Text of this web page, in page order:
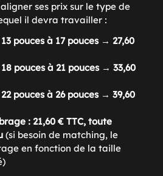
ses prix sur le type de
il devra travailler :
pouces à 17 pouces → 27,60
pouces à 21 pouces → 33,60
pouces à 26 pouces → 39,60
: 21,60 € TTC, toute
(si besoin de matching, le
en fonction de la taille